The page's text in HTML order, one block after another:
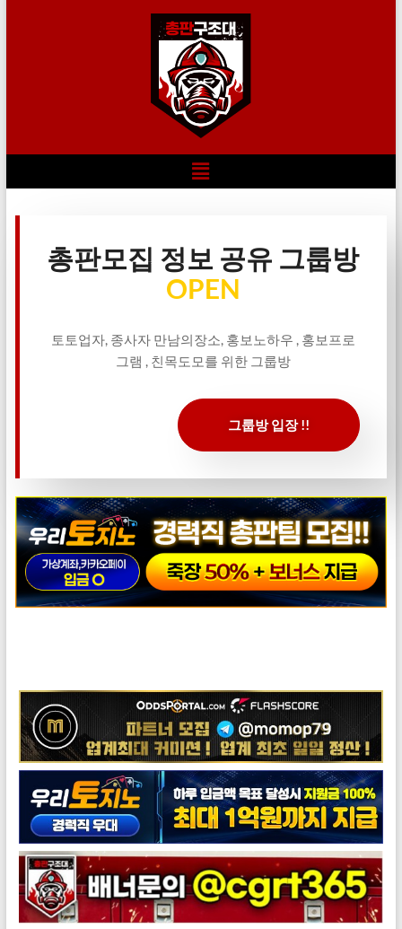
총판모집 정보 공유 그룹방
OPEN
토토업자, 종사자 만남의장소, 홍보노하우 , 홍보프로
그램 , 친목도모를 위한 그룹방
그룹방 입장 !!